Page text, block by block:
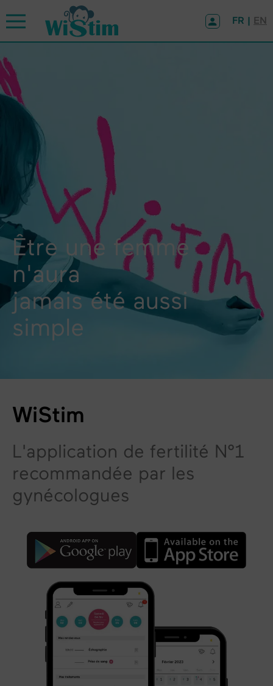
FR | EN
Être une femme
n'aura
jamais été aussi
simple
WiStim
L'application de fertilité N°1
recommandée par les
gynécologues
Panneau de gestion des cookies